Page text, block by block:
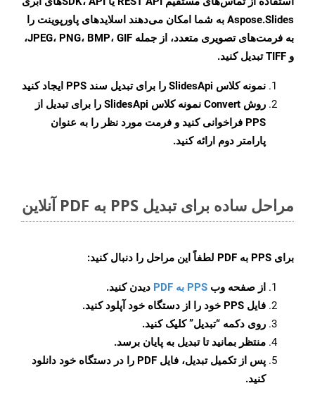
Aspose.Slides به شما امکان می‌دهند اسلایدهای پاورپوینت را
به فرمت‌های تصویری متعدد، از جمله JPEG، PNG، BMP، GIF،
و TIFF تبدیل کنید.
نمونه کلاس SlidesApi را برای تبدیل سند PPS ایجاد کنید
روش Convert
نمونه کلاس SlidesApi را برای تبدیل از
PPS فراخوانی کنید و فرمت مورد نظر را به عنوان
پارامتر دوم ارائه کنید.
مراحل ساده برای تبدیل PPS به PDF آنلاین
برای PPS به PDF لطفاً این مراحل را دنبال کنید:
از صفحه وب PPS به PDF
دیدن کنید.
فایل PPS خود را از دستگاه خود آپلود کنید.
روی دکمه “تبدیل”کلیک کنید.
منتظر بمانید تا تبدیل به پایان برسد.
پس از تکمیل تبدیل، فایل PDF را در دستگاه خود دانلود
کنید.